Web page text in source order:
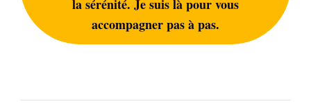
la sérénité. Je suis là pour vous
accompagner pas à pas.